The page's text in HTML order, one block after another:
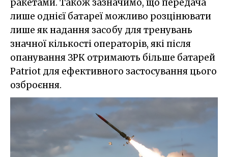
ракетами. Також зазначимо, що передача
лише однієї батареї можливо розцінювати
лише як надання засобу для тренувань
значної кількості операторів, які після
опанування ЗРК отримають більше батарей
Patriot для ефективного застосування цього
озброєння.